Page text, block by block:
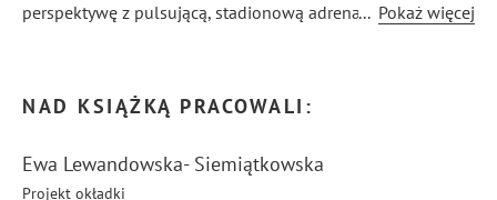
perspektywę z pulsującą, stadionową adrenaliną i ryzykiem,
... Pokaż więcej
NAD KSIĄŻKĄ PRACOWALI:
Ewa Lewandowska- Siemiątkowska
Projekt okładki